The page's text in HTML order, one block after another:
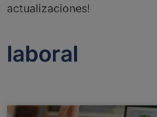
actualizaciones!
laboral